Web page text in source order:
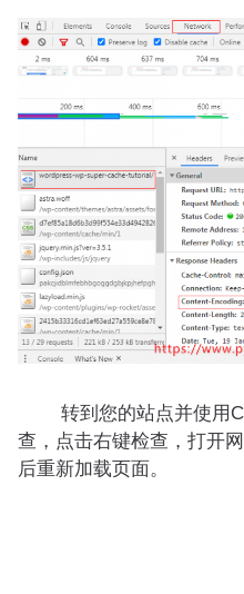
转到您的站点并使用
查，点击右键检查，打开
后重新加载页面。